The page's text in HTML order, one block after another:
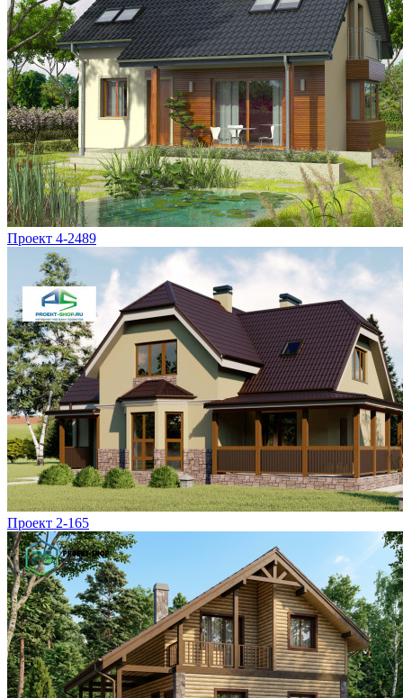
Проект 4-2489
Проект 2-165